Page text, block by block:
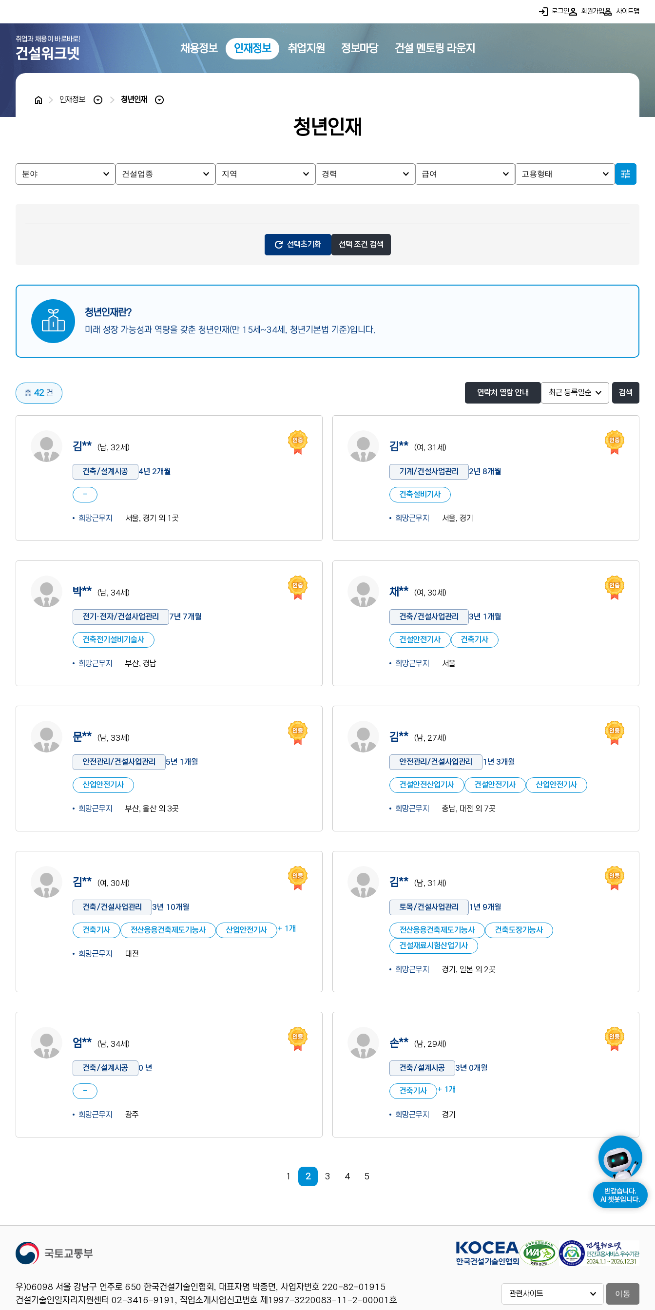
로그인 회원가입 사이트맵
채용정보 인재정보 취업지원 정보마당 건설 멘토링 라운지
홈 인재정보 청년인재
청년인재
분야
분야
건설업종
건설업종
지역
지역
경력
경력
급여
급여
고용형태
고용형태
선택초기화 선택 조건 검색
청년인재란?
미래 성장 가능성과 역량을 갖춘 청년인재(만 15세~34세, 청년기본법 기준)입니다.
총 42 건 연락처 열람 안내 검색
김** (남, 32세)
건축/설계시공 4년 2개월
-
희망근무지 서울, 경기 외 1곳
김** (여, 31세)
기계/건설사업관리 2년 8개월
건축설비기사
희망근무지 서울, 경기
박** (남, 34세)
전기·전자/건설사업관리 7년 7개월
건축전기설비기술사
희망근무지 부산, 경남
채** (여, 30세)
건축/건설사업관리 3년 1개월
건설안전기사 건축기사
희망근무지 서울
문** (남, 33세)
안전관리/건설사업관리 5년 1개월
산업안전기사
희망근무지 부산, 울산 외 3곳
김** (남, 27세)
안전관리/건설사업관리 1년 3개월
건설안전산업기사 건설안전기사 산업안전기사
희망근무지 충남, 대전 외 7곳
김** (여, 30세)
건축/건설사업관리 3년 10개월
건축기사 전산응용건축제도기능사 산업안전기사 + 1개
희망근무지 대전
김** (남, 31세)
토목/건설사업관리 1년 9개월
전산응용건축제도기능사
건축도장기능사
건설재료시험산업기사
희망근무지 경기, 일본 외 2곳
엄** (남, 34세)
건축/설계시공 0 년
-
희망근무지 광주
손** (남, 29세)
건축/설계시공 3년 0개월
건축기사 + 1개
희망근무지 경기
1 2현재 페이지
3 4 5
우)06098 서울 강남구 언주로 650 한국건설기술인협회, 대표자명 박종면, 사업자번호 220-82-01915
건설기술인일자리지원센터 02-3416-9191, 직업소개사업신고번호 제1997-3220083-11-2-00001호
이동